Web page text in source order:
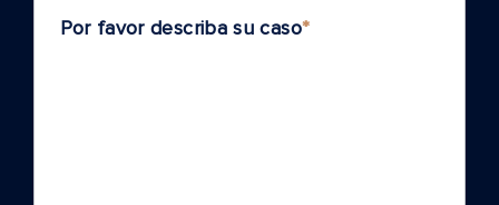
Por favor describa su caso*